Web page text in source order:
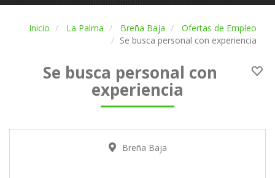
Inicio La Palma Breña Baja
Ofertas de Empleo
Se busca personal con experiencia
Se busca personal con
experiencia
Breña Baja